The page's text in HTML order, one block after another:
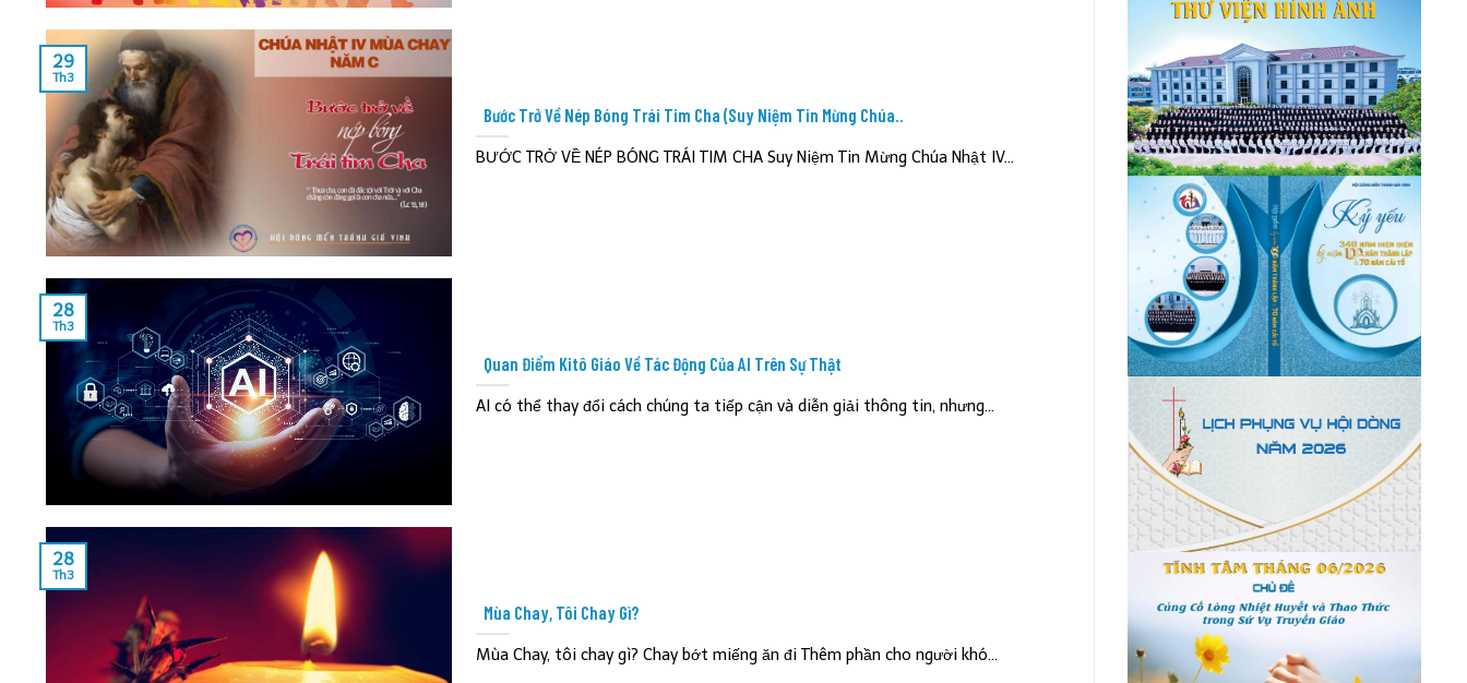
Bước Trở Về Nép Bóng Trái Tim Cha (Suy Niệm Tin Mừng Chúa..
BƯỚC TRỞ VỀ NÉP BÓNG TRÁI TIM CHA Suy Niệm Tin Mừng Chúa Nhật IV...
29
Th3
Quan Điểm Kitô Giáo Về Tác Động Của AI Trên Sự Thật
AI có thể thay đổi cách chúng ta tiếp cận và diễn giải thông tin, nhưng...
28
Th3
Mùa Chay, Tôi Chay Gì?
Mùa Chay, tôi chay gì? Chay bớt miếng ăn đi Thêm phần cho người khó...
28
Th3